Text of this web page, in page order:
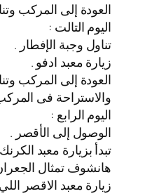
العودة إلى المركب
اليوم التالت :
تناول وجبة الإفطار .
زيارة معبد ادفو .
العودة إلى المركب
والاستراحة فى
اليوم الرابع :
الوصول إلى الأقصر .
تبدأ بزيارة معبد
هانشوف تمثال
زيارة معبد الاقصر